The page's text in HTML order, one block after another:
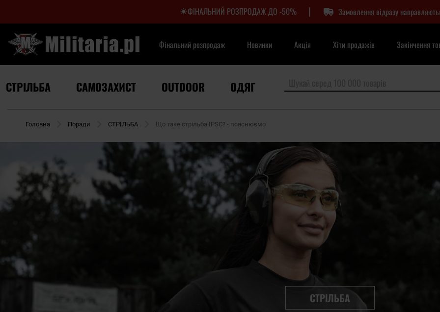
ФІНАЛЬНИЙ РОЗПРОДАЖ ДО -50% | Замовлення відразу
Фінальний розпродаж Новинки Акція Хіти продажів Закінчення
СТРІЛЬБА САМОЗАХИСТ OUTDOOR ОДЯГ
Головна Поради СТРІЛЬБА Що таке стрільба IPSC? - пояснюємо
СТРІЛЬБА